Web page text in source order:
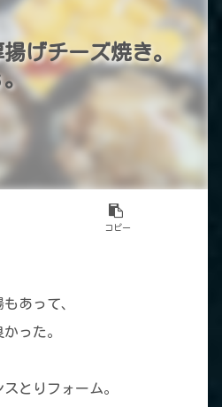
げチーズ焼き。
。
コピー
あって、
った。
とりフォーム。